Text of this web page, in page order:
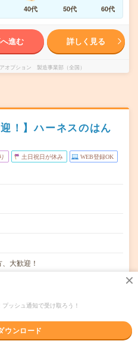
40代 50代 60代
進む 詳しく見る
オプション 製造事業部（全国）
！】ハーネスのはん
土日祝日が休み WEB登録OK
大歓迎！
最大10kgのものを手で持って磨くの
品情報】半導体製造装置≪…
ッシュ通知で受け取ろう！
ウンロード